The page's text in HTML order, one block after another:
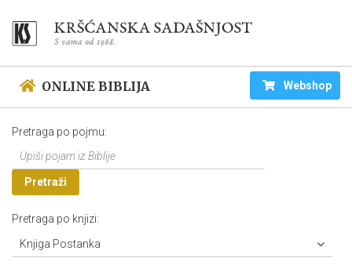
ONLINE BIBLIJA Webshop
Pretraga po pojmu:
Pretraži
Pretraga po knjizi:
Knjiga Postanka